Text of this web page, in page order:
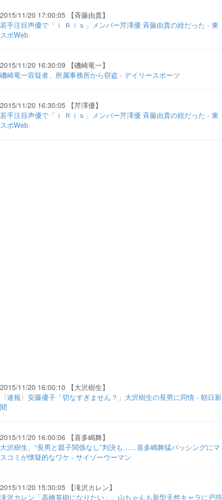
2015/11/20 17:00:05 【斉藤由貴】
若手注目声優で「ｉ Ｒｉｓ」メンバー芹澤優 斉藤由貴の姪だった - 東
スポWeb
2015/11/20 16:30:09 【磯崎竜一】
磯崎竜一容疑者、所属事務所から窃盗 - デイリースポーツ
2015/11/20 16:30:05 【芹澤優】
若手注目声優で「ｉ Ｒｉｓ」メンバー芹澤優 斉藤由貴の姪だった - 東
スポWeb
2015/11/20 16:00:10 【大沢樹生】
〈速報〉安藤優子「切なすぎません？」大沢樹生の長男に同情 - 朝日新
聞
2015/11/20 16:00:06 【喜多嶋舞】
大沢樹生、“長男と親子関係なし”判決も……喜多嶋舞猛バッシングにマ
スコミが懐疑的なワケ - サイゾーウーマン
2015/11/20 15:30:05 【滝沢カレン】
滝沢カレン「高橋英樹になりたい」。山ちゃんも新型天然キャラに戸惑